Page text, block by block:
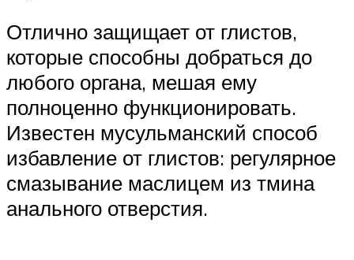
Отлично защищает от глистов,
которые способны добраться до
любого органа, мешая ему
полноценно функционировать.
Известен мусульманский способ
избавление от глистов: регулярное
смазывание маслицем из тмина
анального отверстия.